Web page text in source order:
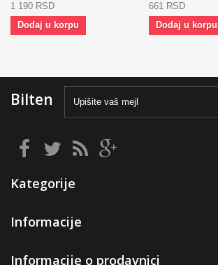
1 190 RSD
Dodaj u korpu
661 RSD
Dodaj u korpu
Bilten
Kategorije
Informacije
Informacije o prodavnici